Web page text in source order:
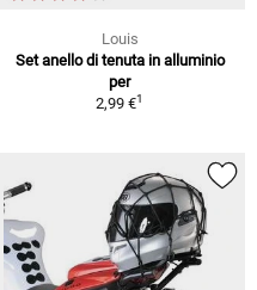
Louis
Set anello di tenuta in alluminio
per
2,99 €1